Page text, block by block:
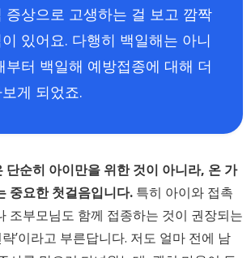
증상으로 고생하는 걸 보고 깜짝
있어요. 다행히 백일해는 아니
부터 백일해 예방접종에 대해 더
게 되었죠.
단순히 아이만을 위한 것이 아니라, 온 가
중요한 첫걸음입니다. 특히 아이와 접촉
조부모님도 함께 접종하는 것이 권장되는
’이라고 부른답니다. 저도 얼마 전에 남